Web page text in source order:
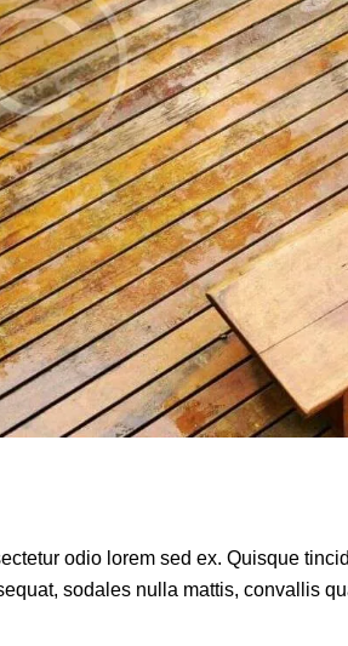
odio lorem sed ex. Quisque
sodales nulla mattis, convallis